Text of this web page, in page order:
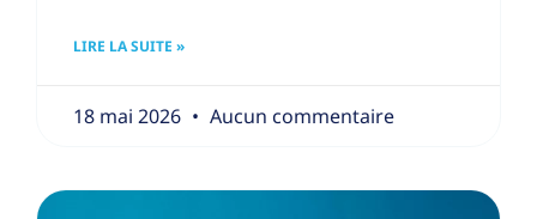
LIRE LA SUITE »
18 mai 2026 Aucun commentaire